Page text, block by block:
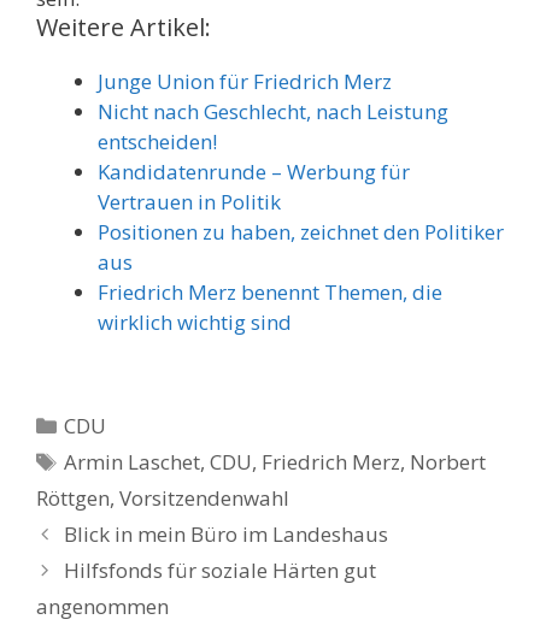
Weitere Artikel:
Junge Union für Friedrich Merz
Nicht nach Geschlecht, nach Leistung
entscheiden!
Kandidatenrunde – Werbung für
Vertrauen in Politik
Positionen zu haben, zeichnet den Politiker
aus
Friedrich Merz benennt Themen, die
wirklich wichtig sind
Kategorien
CDU
Schlagwörter
Armin Laschet,CDU, Friedrich Merz, Norbert
Röttgen, Vorsitzendenwahl
Blick in mein Büro im Landeshaus
Hilfsfonds für soziale Härten gut
angenommen